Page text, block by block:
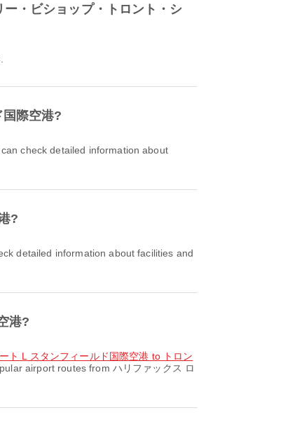
・ビショップ・トロント・シ
際空港?
?
港?
ト L スタンフィールド国際空港 to トロン
airport routes from ハリファックス ロ